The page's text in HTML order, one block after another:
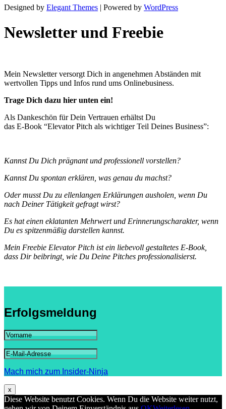
Designed by Elegant Themes | Powered by WordPress
Newsletter und Freebie
Mein Newsletter versorgt Dich in angenehmen Abständen mit
wertvollen Tipps und Infos rund ums Onlinebusiness.
Trage Dich dazu hier unten ein!
Als Dankeschön für Dein Vertrauen erhältst Du
das E-Book “Elevator Pitch als wichtiger Teil Deines Business”:
Kannst Du Dich prägnant und professionell vorstellen?
Kannst Du spontan erklären, was genau du machst?
Oder musst Du zu ellenlangen Erklärungen ausholen, wenn Du
nach Deiner Tätigkeit gefragt wirst?
Es hat einen eklatanten Mehrwert und Erinnerungscharakter, wenn
Du es spitzenmäßig darstellen kannst.
Mein Freebie Elevator Pitch ist ein liebevoll gestaltetes E-Book,
dass Dir beibringt, wie Du Deine Pitches professionalisierst.
Erfolgsmeldung
Mach mich zum Insider-Ninja
x
Diese Website benutzt Cookies. Wenn Du die Website weiter nutzt,